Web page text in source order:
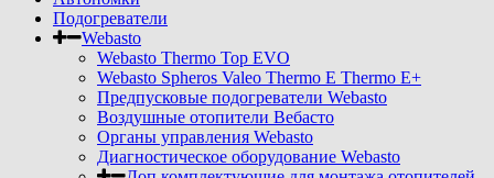
Подогреватели
Webasto
Webasto Thermo Top EVO
Webasto Spheros Valeo Thermo E Thermo E+
Предпусковые подогреватели Webasto
Воздушные отопители Вебасто
Органы управления Webasto
Диагностическое оборудование Webasto